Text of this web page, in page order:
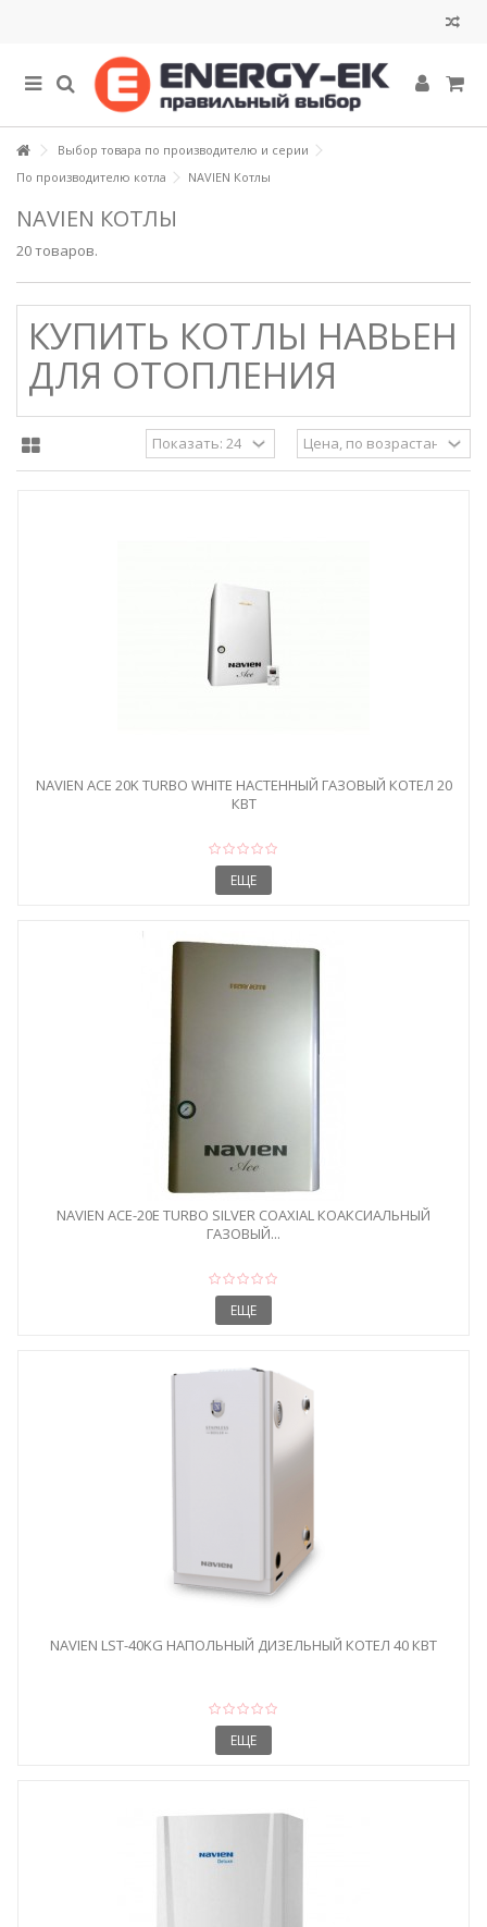
Выбор товара по производителю и серии
По производителю котла
NAVIEN Котлы
NAVIEN КОТЛЫ
20 товаров.
КУПИТЬ КОТЛЫ НАВЬЕН
ДЛЯ ОТОПЛЕНИЯ
NAVIEN ACE 20K TURBO WHITE НАСТЕННЫЙ ГАЗОВЫЙ КОТЕЛ 20
КВТ
ЕЩЕ
NAVIEN ACE-20E TURBO SILVER COAXIAL КОАКСИАЛЬНЫЙ
ГАЗОВЫЙ...
ЕЩЕ
NAVIEN LST-40KG НАПОЛЬНЫЙ ДИЗЕЛЬНЫЙ КОТЕЛ 40 КВТ
ЕЩЕ